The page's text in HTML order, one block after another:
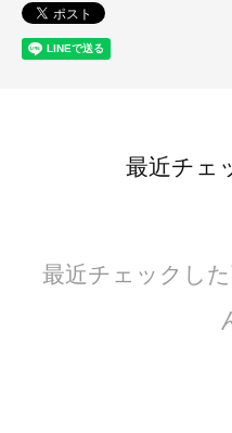
最近チェ
最近チェックし